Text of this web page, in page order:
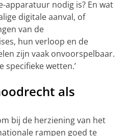
apparatuur nodig is? En wat
digitale aanval, of
van de
hun verloop en de
zijn vaak onvoorspelbaar.
specifieke wetten.’
als
bij de herziening van het
rampen goed te